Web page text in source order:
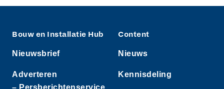
Bouw en Installatie Hub
Nieuwsbrief
Adverteren
Content
Nieuws
Kennisdeling